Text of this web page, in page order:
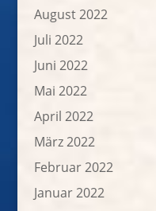
August 2022
Juli 2022
Juni 2022
Mai 2022
April 2022
März 2022
Februar 2022
Januar 2022